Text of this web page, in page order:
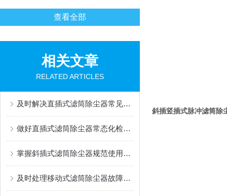
查看全部
相关文章
RELATED ARTICLES
及时解决直插式滤筒除尘器常见问题有助于维持稳定运行
做好直插式滤筒除尘器常态化检修与养护工作保证长期稳定除尘运行
掌握斜插式滤筒除尘器规范使用方法是保障长效稳定运行的关键
及时处理移动式滤筒除尘器故障是保障持续高效运行的关键
斜插竖插式脉冲滤筒除